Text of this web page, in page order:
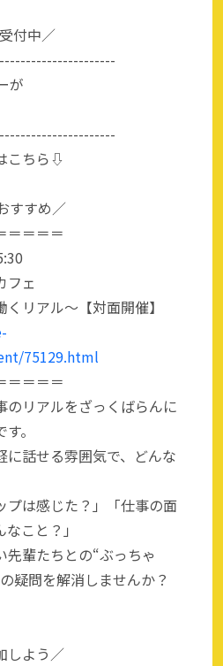
付中／
が
こちら⇩
すすめ／
＝＝＝＝
フェ
リアル～【対面開催】
75129.html
＝＝＝＝
のリアルをざっくばらんに
。
に話せる雰囲気で、どんな
プは感じた？」「仕事の面
こと？」
輩たちとの“ぶっちゃ
疑問を解消しませんか？
しよう／